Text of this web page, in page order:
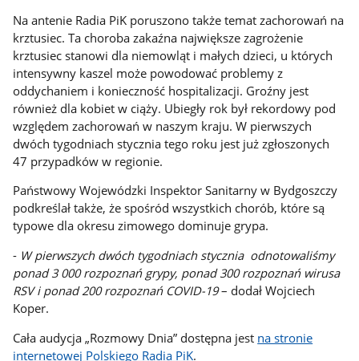
Na antenie Radia PiK poruszono także temat zachorowań na
krztusiec. Ta choroba zakaźna największe zagrożenie
krztusiec stanowi dla niemowląt i małych dzieci, u których
intensywny kaszel może powodować problemy z
oddychaniem i konieczność hospitalizacji. Groźny jest
również dla kobiet w ciąży. Ubiegły rok był rekordowy pod
względem zachorowań w naszym kraju. W pierwszych
dwóch tygodniach stycznia tego roku jest już zgłoszonych
47 przypadków w regionie.
Państwowy Wojewódzki Inspektor Sanitarny w Bydgoszczy
podkreślał także, że spośród wszystkich chorób, które są
typowe dla okresu zimowego dominuje grypa.
- W pierwszych dwóch tygodniach stycznia odnotowaliśmy
ponad 3 000 rozpoznań grypy, ponad 300 rozpoznań wirusa
RSV i ponad 200 rozpoznań COVID-19– dodał Wojciech
Koper.
Cała audycja „Rozmowy Dnia” dostępna jest na stronie
internetowej Polskiego Radia PiK.